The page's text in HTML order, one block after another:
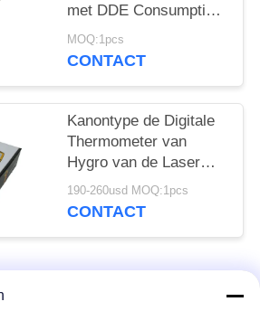
met DDE Consumptie
van de Algoritme de
Lage Macht
MOQ:1pcs
CONTACT
Kanontype de Digitale
Thermometer van
Hygro van de Laser
Infrarode Thermometer
190-260usd MOQ:1pcs
CONTACT